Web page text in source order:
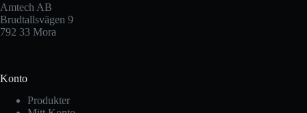
Amtech AB
Brudtallsvägen 9
792 33 Mora
Konto
Produkter